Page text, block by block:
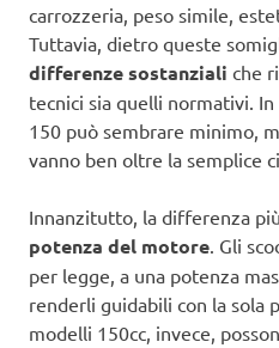
carrozzeria, peso simile,
Tuttavia, dietro queste
differenze sostanziali che
tecnici sia quelli normativi.
150 può sembrare minimo,
vanno ben oltre la semplice
Innanzitutto, la differenza
potenza del motore. Gli
per legge, a una potenza
renderli guidabili con la sola
modelli 150cc, invece,